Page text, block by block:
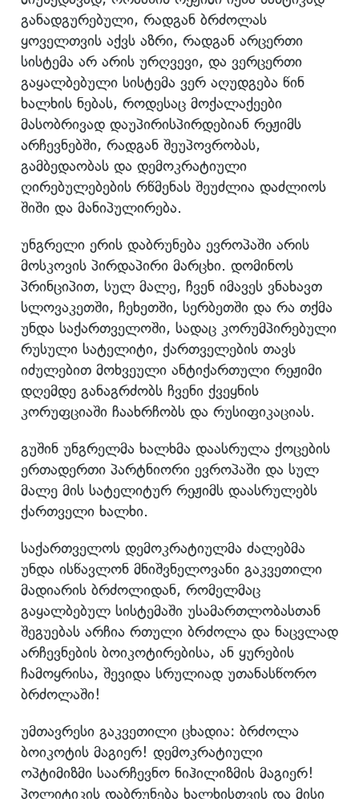
განადგურებული, რადგან ბრძოლას
ყოველთვის აქვს აზრი, რადგან არცერთი
სისტემა არ არის ურღვევი, და ვერცერთი
გაყალბებული სისტემა ვერ აღუდგება წინ
ხალხის ნებას, როდესაც მოქალაქეები
მასობრივად დაუპირისპირდებიან რეჟიმს
არჩევნებში, რადგან შეუპოვრობას,
გამბედაობას და დემოკრატიული
ღირებულებების რწმენას შეუძლია დაძლიოს
შიში და მანიპულირება.
უნგრელი ერის დაბრუნება ევროპაში არის
მოსკოვის პირდაპირი მარცხი. დომინოს
პრინციპით, სულ მალე, ჩვენ იმავეს ვნახავთ
სლოვაკეთში, ჩეხეთში, სერბეთში და რა თქმა
უნდა საქართველოში, სადაც კორუმპირებული
რუსული სატელიტი, ქართველების თავს
იძულებით მოხვეული ანტიქართული რეჟიმი
დღემდე განაგრძობს ჩვენი ქვეყნის
კორუფციაში ჩაახრჩობს და რუსიფიკაციას.
გუშინ უნგრელმა ხალხმა დაასრულა ქოცების
ერთადერთი პარტნიორი ევროპაში და სულ
მალე მის სატელიტურ რეჟიმს დაასრულებს
ქართველი ხალხი.
საქართველოს დემოკრატიულმა ძალებმა
უნდა ისწავლონ მნიშვნელოვანი გაკვეთილი
მადიარის ბრძოლიდან, რომელმაც
გაყალბებულ სისტემაში უსამართლობასთან
შეგუებას არჩია რთული ბრძოლა და ნაცვლად
არჩევნების ბოიკოტირებისა, ან ყურების
ჩამოყრისა, შევიდა სრულიად უთანასწორო
ბრძოლაში!
უმთავრესი გაკვეთილი ცხადია: ბრძოლა
ბოიკოტის მაგიერ! დემოკრატიული
ოპტიმიზმი საარჩევნო ნიჰილიზმის მაგიერ!
პოლიტიკის დაბრუნება ხალხისთვის და მისი